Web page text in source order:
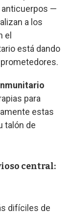
anticuerpos —
a los
el
está dando
para
estas
talón de
central:
difíciles de